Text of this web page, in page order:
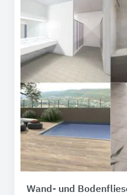
Wand- und